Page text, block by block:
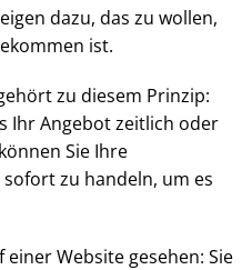
dazu, das zu wollen,
ist.
zu diesem Prinzip:
Ihr Angebot zeitlich oder
Sie Ihre
zu handeln, um es
Website gesehen: Sie